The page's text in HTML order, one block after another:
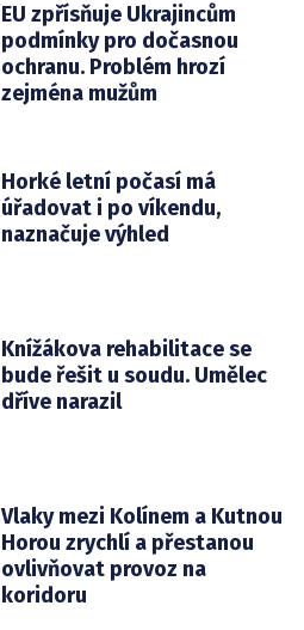
EU zpřísňuje Ukrajincům
podmínky pro dočasnou
ochranu. Problém hrozí
zejména mužům
Horké letní počasí má
úřadovat i po víkendu,
naznačuje výhled
Knížákova rehabilitace se
bude řešit u soudu. Umělec
dříve narazil
Vlaky mezi Kolínem a Kutnou
Horou zrychlí a přestanou
ovlivňovat provoz na
koridoru